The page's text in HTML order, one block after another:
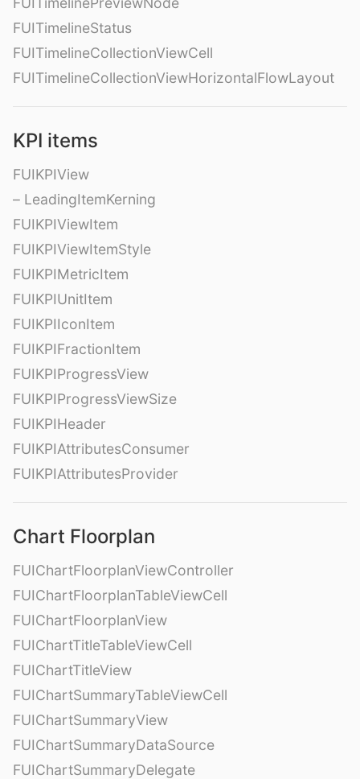
FUITimelineStatus
FUITimelineCollectionViewCell
FUITimelineCollectionViewHorizontalFlowLayout
KPI items
FUIKPIView
– LeadingItemKerning
FUIKPIViewItem
FUIKPIViewItemStyle
FUIKPIMetricItem
FUIKPIUnitItem
FUIKPIIconItem
FUIKPIFractionItem
FUIKPIProgressView
FUIKPIProgressViewSize
FUIKPIHeader
FUIKPIAttributesConsumer
FUIKPIAttributesProvider
Chart Floorplan
FUIChartFloorplanViewController
FUIChartFloorplanTableViewCell
FUIChartFloorplanView
FUIChartTitleTableViewCell
FUIChartTitleView
FUIChartSummaryTableViewCell
FUIChartSummaryView
FUIChartSummaryDataSource
FUIChartSummaryDelegate